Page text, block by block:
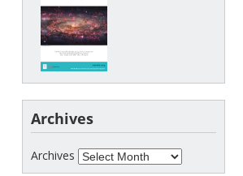
Archives
Archives